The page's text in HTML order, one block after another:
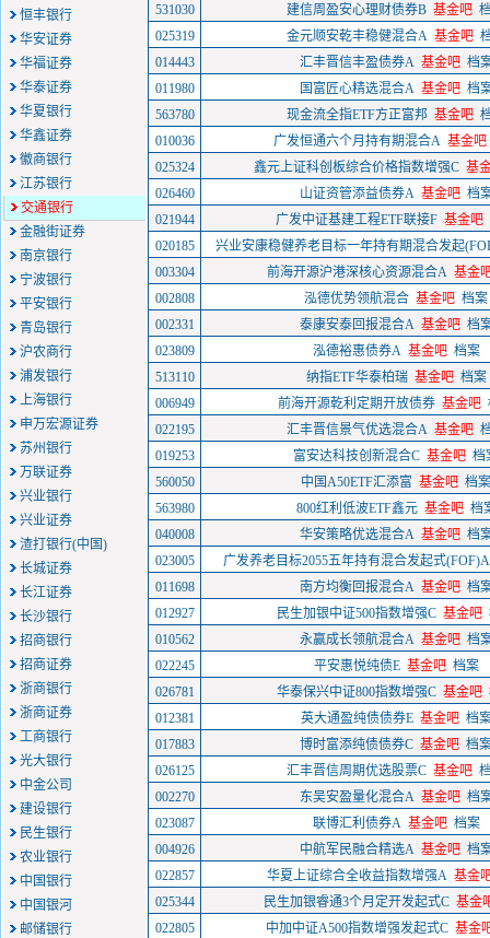
恒丰银行
华安证券
华福证券
华泰证券
华夏银行
华鑫证券
徽商银行
江苏银行
交通银行
金融街证券
南京银行
宁波银行
平安银行
青岛银行
沪农商行
浦发银行
上海银行
申万宏源证券
苏州银行
万联证券
兴业银行
兴业证券
渣打银行(中国)
长城证券
长江证券
长沙银行
招商银行
招商证券
浙商银行
浙商证券
工商银行
光大银行
中金公司
建设银行
民生银行
农业银行
中国银行
中国银河
邮储银行
531030
建信周盈安心理财债券B 基金吧
025319
金元顺安乾丰稳健混合A 基金吧
014443
汇丰晋信丰盈债券A 基金吧 档
011980
国富匠心精选混合A 基金吧 档
563780
现金流全指ETF方正富邦 基金吧
010036
广发恒通六个月持有期混合A 基金吧
025324
鑫元上证科创板综合价格指数增强C 基
026460
山证资管添益债券A 基金吧 档
021944
广发中证基建工程ETF联接F 基金吧
020185
兴业安康稳健养老目标一年持有期混合发起
003304
前海开源沪港深核心资源混合A 基金
002808
泓德优势领航混合 基金吧 档案
002331
泰康安泰回报混合A 基金吧 档
023809
泓德裕惠债券A 基金吧 档案
513110
纳指ETF华泰柏瑞 基金吧 档案
006949
前海开源乾利定期开放债券 基金吧
022195
汇丰晋信景气优选混合A 基金吧
019253
富安达科技创新混合C 基金吧 档
560050
中国A50ETF汇添富 基金吧 档案
563980
800红利低波ETF鑫元 基金吧 档
040008
华安策略优选混合A 基金吧 档
023005
广发养老目标2055五年持有混合发起式(FOF)A
011698
南方均衡回报混合A 基金吧 档
012927
民生加银中证500指数增强C 基金吧
010562
永赢成长领航混合A 基金吧 档
022245
平安惠悦纯债E 基金吧 档案
026781
华泰保兴中证800指数增强C 基金吧
012381
英大通盈纯债债券E 基金吧 档
017883
博时富添纯债债券C 基金吧 档
026125
汇丰晋信周期优选股票C 基金吧
002270
东吴安盈量化混合A 基金吧 档
023087
联博汇利债券A 基金吧 档案
004926
中航军民融合精选A 基金吧 档
022857
华夏上证综合全收益指数增强A 基金
025344
民生加银睿通3个月定开发起式C 基金
022805
中加中证A500指数增强发起式C 基金